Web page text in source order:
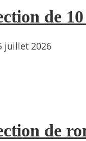
de
juillet 2026
de